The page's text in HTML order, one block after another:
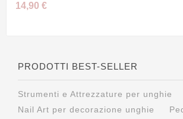
14,90 €
PRODOTTI BEST-SELLER
Strumenti e Attrezzature per unghie
Nail Art per decorazione unghie